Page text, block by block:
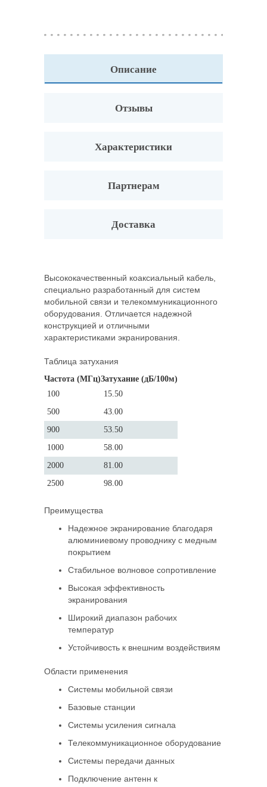
Описание
Отзывы
Характеристики
Партнерам
Доставка
Высококачественный коаксиальный кабель,
специально разработанный для систем
мобильной связи и телекоммуникационного
оборудования. Отличается надежной
конструкцией и отличными
характеристиками экранирования.
Таблица затухания
Частота (МГц)Затухание (дБ/100м)
100
15.50
500
43.00
900
53.50
1000
58.00
2000
81.00
2500
98.00
Преимущества
Надежное экранирование благодаря
алюминиевому проводнику с медным
покрытием
Стабильное волновое сопротивление
Высокая эффективность
экранирования
Широкий диапазон рабочих
температур
Устойчивость к внешним воздействиям
Области применения
Системы мобильной связи
Базовые станции
Системы усиления сигнала
Телекоммуникационное оборудование
Системы передачи данных
Подключение антенн к